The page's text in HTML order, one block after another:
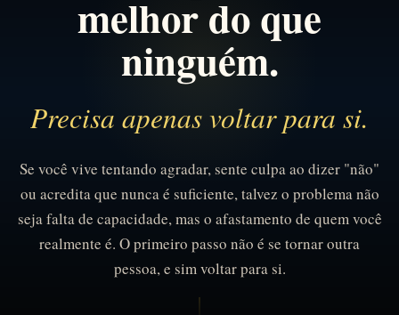
melhor do que
ninguém.
Precisa apenas voltar para si.
Se você vive tentando agradar, sente culpa ao dizer "não"
ou acredita que nunca é suficiente, talvez o problema não
seja falta de capacidade, mas o afastamento de quem você
realmente é. O primeiro passo não é se tornar outra
pessoa, e sim voltar para si.